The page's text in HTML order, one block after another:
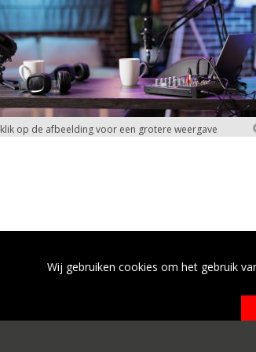
Wij gebruiken cookies om het gebruik
klik op de afbeelding voor een grotere weergave